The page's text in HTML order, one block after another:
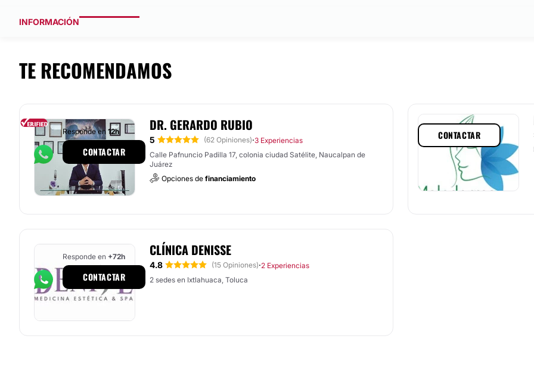
INFORMACIÓN
TE RECOMENDAMOS
DR. GERARDO RUBIO
5 (62 Opiniones)·3 Experiencias
Calle Pafnuncio Padilla 17, colonia ciudad Satélite, Naucalpan de
Juárez
Opciones de financiamiento
Responde en 12h
CONTACTAR
CONTACTAR
CLÍNICA DENISSE
4.8 (15 Opiniones)·2 Experiencias
2 sedes en Ixtlahuaca, Toluca
Responde en +72h
CONTACTAR